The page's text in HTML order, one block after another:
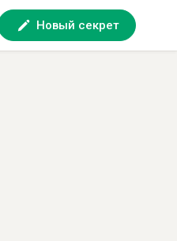
Новый секрет